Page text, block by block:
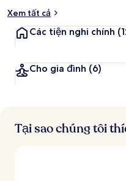
Xem tất cả
Các tiện nghi chính
Cho gia đình (6)
Tại sao chúng tôi